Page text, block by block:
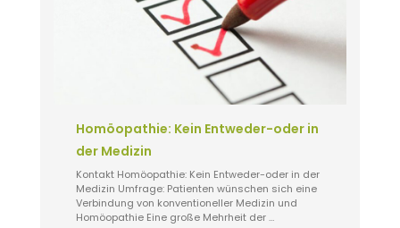
Homöopathie: Kein Entweder-oder in
der Medizin
Kontakt Homöopathie: Kein Entweder-oder in der
Medizin Umfrage: Patienten wünschen sich eine
Verbindung von konventioneller Medizin und
Homöopathie Eine große Mehrheit der …